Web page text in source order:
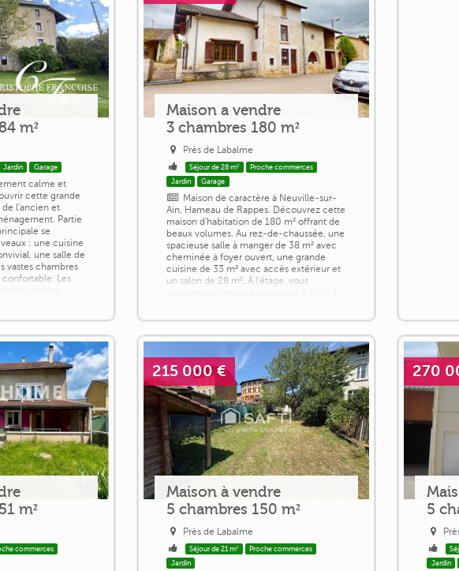
m²
Jardin Garage
calme et
cette grande
de l'ancien et
Partie
se
: une cuisine
une salle de
vastes chambres
Les
Maison a vendre
3 chambres 180 m²
Près de Labalme
Séjour de 28 m²
Proche commerces
Jardin
Garage
Maison de caractère à Neuville-sur-
Ain, Hameau de Rappes. Découvrez cette
maison d'habitation de 180 m² offrant de
beaux volumes. Au rez-de-chaussée, une
spacieuse salle à manger de 38 m² avec
cheminée à foyer ouvert, une grande
cuisine de 33 m² avec accès extérieur et
un salon de 28 m². À l'étage, vous
m²
commerces
215 000 €
Maison à vendre
5 chambres 150 m²
Près de Labalme
Séjour de 21 m²
Proche commerces
Jardin
270
5
Jardin